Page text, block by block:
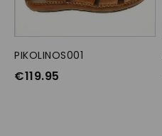
OPTIES SELECTEREN
PIKOLINOS001
€119.95